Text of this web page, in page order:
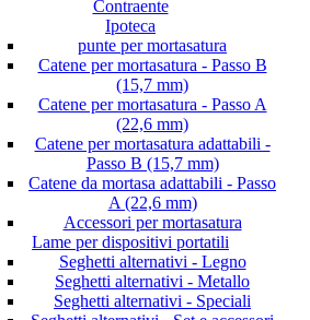
Contraente
Ipoteca
punte per mortasatura
Catene per mortasatura - Passo B
(15,7 mm)
Catene per mortasatura - Passo A
(22,6 mm)
Catene per mortasatura adattabili -
Passo B (15,7 mm)
Catene da mortasa adattabili - Passo
A (22,6 mm)
Accessori per mortasatura
Lame per dispositivi portatili
Seghetti alternativi - Legno
Seghetti alternativi - Metallo
Seghetti alternativi - Speciali